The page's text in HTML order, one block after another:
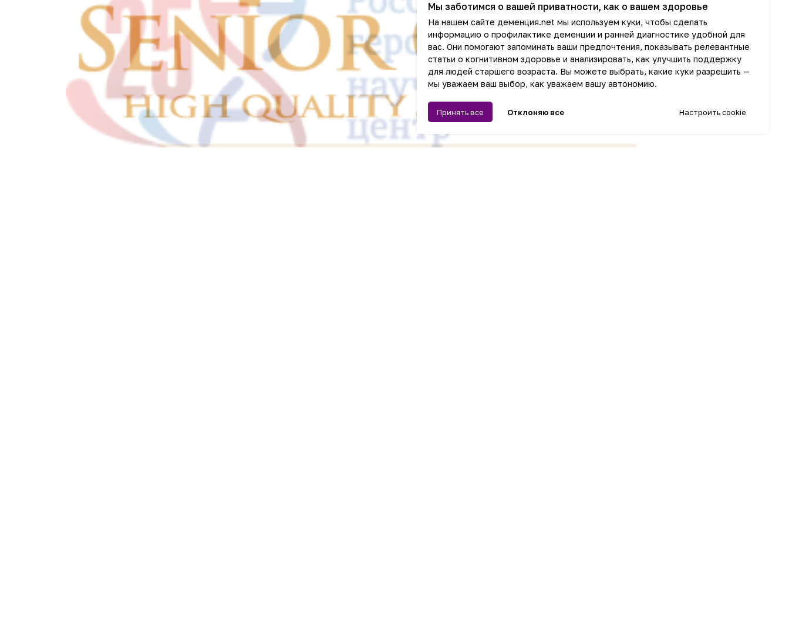
Мы заботимся о вашей приватности, как о вашем здоровье
На нашем сайте деменция.net мы используем куки, чтобы сделать
информацию о профилактике деменции и ранней диагностике удобной для
вас. Они помогают запоминать ваши предпочтения, показывать релевантные
статьи о когнитивном здоровье и анализировать, как улучшить поддержку
для людей старшего возраста. Вы можете выбрать, какие куки разрешить —
мы уважаем ваш выбор, как уважаем вашу автономию.
Принять все Отклоняю все Настроить cookie